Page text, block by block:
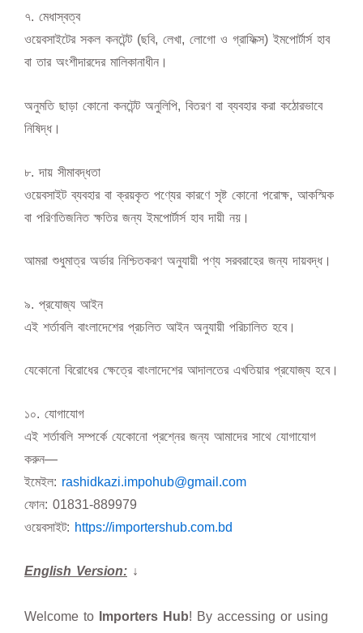
৭️. মেধাস্বত্ব
ওয়েবসাইটের সকল কনটেন্ট (ছবি, লেখা, লোগো ও গ্রাফিক্স) ইমপোর্টার্স হাব
বা তার অংশীদারদের মালিকানাধীন।
অনুমতি ছাড়া কোনো কনটেন্ট অনুলিপি, বিতরণ বা ব্যবহার করা কঠোরভাবে
নিষিদ্ধ।
৮️. দায় সীমাবদ্ধতা
ওয়েবসাইট ব্যবহার বা ক্রয়কৃত পণ্যের কারণে সৃষ্ট কোনো পরোক্ষ, আকস্মিক
বা পরিণতিজনিত ক্ষতির জন্য ইমপোর্টার্স হাব দায়ী নয়।
আমরা শুধুমাত্র অর্ডার নিশ্চিতকরণ অনুযায়ী পণ্য সরবরাহের জন্য দায়বদ্ধ।
৯️. প্রযোজ্য আইন
এই শর্তাবলি বাংলাদেশের প্রচলিত আইন অনুযায়ী পরিচালিত হবে।
যেকোনো বিরোধের ক্ষেত্রে বাংলাদেশের আদালতের এখতিয়ার প্রযোজ্য হবে।
১০. যোগাযোগ
এই শর্তাবলি সম্পর্কে যেকোনো প্রশ্নের জন্য আমাদের সাথে যোগাযোগ
করুন—
ইমেইল: rashidkazi.impohub@gmail.com
ফোন: 01831-889979
ওয়েবসাইট: https://importershub.com.bd
English Version: ↓
Welcome to Importers Hub! By accessing or using